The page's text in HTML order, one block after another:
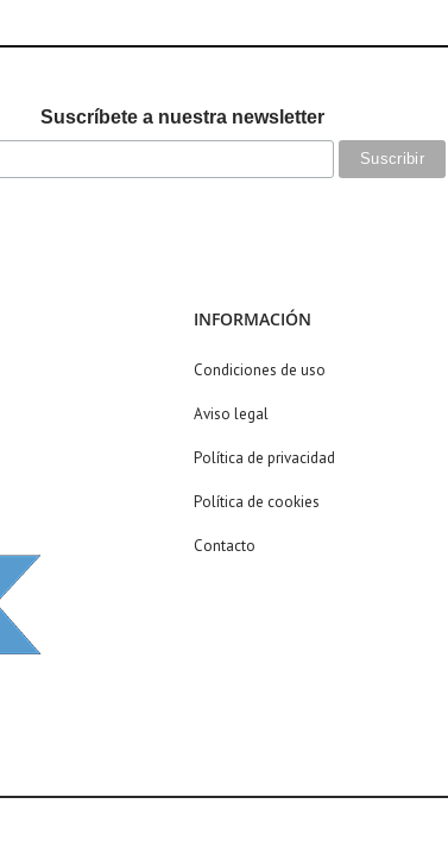
Suscríbete a nuestra newsletter
INFORMACIÓN
Condiciones de uso
Aviso legal
Política de privacidad
Política de cookies
Contacto